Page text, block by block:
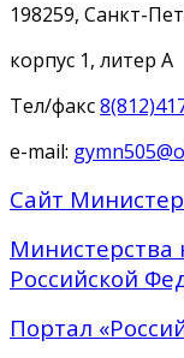
198259, Санкт-
корпус 1, литер А
Тел/факс
e-mail:
Сайт
Министерства
Российской
Портал